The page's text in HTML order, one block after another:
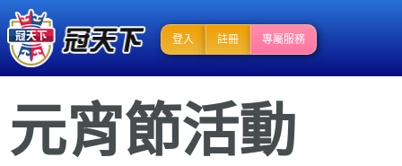
登入 註冊 專屬服務
元宵節活動